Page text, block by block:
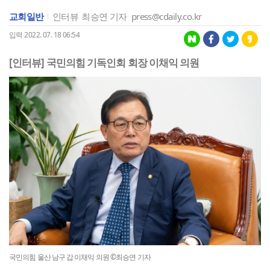
교회일반 인터뷰 최승연 기자 press@cdaily.co.kr
입력 2022. 07. 18 06:54
[인터뷰] 국민의힘 기독인회 회장 이채익 의원
국민의힘 울산 남구 갑 이채익 의원 ©최승연 기자